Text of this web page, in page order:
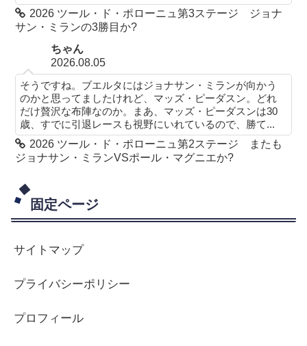
2026 ツール・ド・ポローニュ第3ステージ ジョナ
サン・ミランの3勝目か?
ちゃん
2026.08.05
そうですね。ブエルタにはジョナサン・ミランが向かう
のかと思ってましたけれど、マッズ・ピーダスン。どれ
だけ贅沢な布陣なのか。まあ、マッズ・ピーダスンは30
歳、すでに引退レースも視野にいれているので、勝て...
2026 ツール・ド・ポローニュ第2ステージ またも
ジョナサン・ミランVSポール・マグニエか?
固定ページ
サイトマップ
プライバシーポリシー
プロフィール